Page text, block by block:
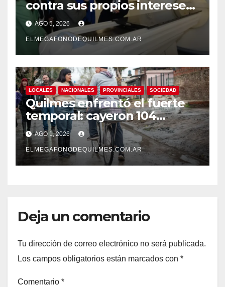
contra sus propios intereses.
Una Sociedad atrapada en la
grieta
AGO 5, 2026
ELMEGAFONODEQUILMES.COM.AR
LOCALES NACIONALES PROVINCIALES SOCIEDAD
Quilmes enfrentó el fuerte
temporal: cayeron 104
milímetros de lluvia en 24
horas.
AGO 1, 2026
ELMEGAFONODEQUILMES.COM.AR
Deja un comentario
Tu dirección de correo electrónico no será publicada.
Los campos obligatorios están marcados con *
Comentario *